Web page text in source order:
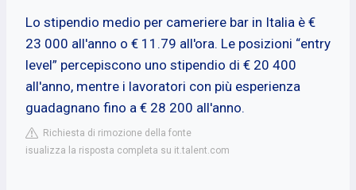
Lo stipendio medio per cameriere bar in Italia è €
23 000 all'anno o € 11.79 all'ora. Le posizioni “entry
level” percepiscono uno stipendio di € 20 400
all'anno, mentre i lavoratori con più esperienza
guadagnano fino a € 28 200 all'anno.
Richiesta di rimozione della fonte
isualizza la risposta completa su it.talent.com